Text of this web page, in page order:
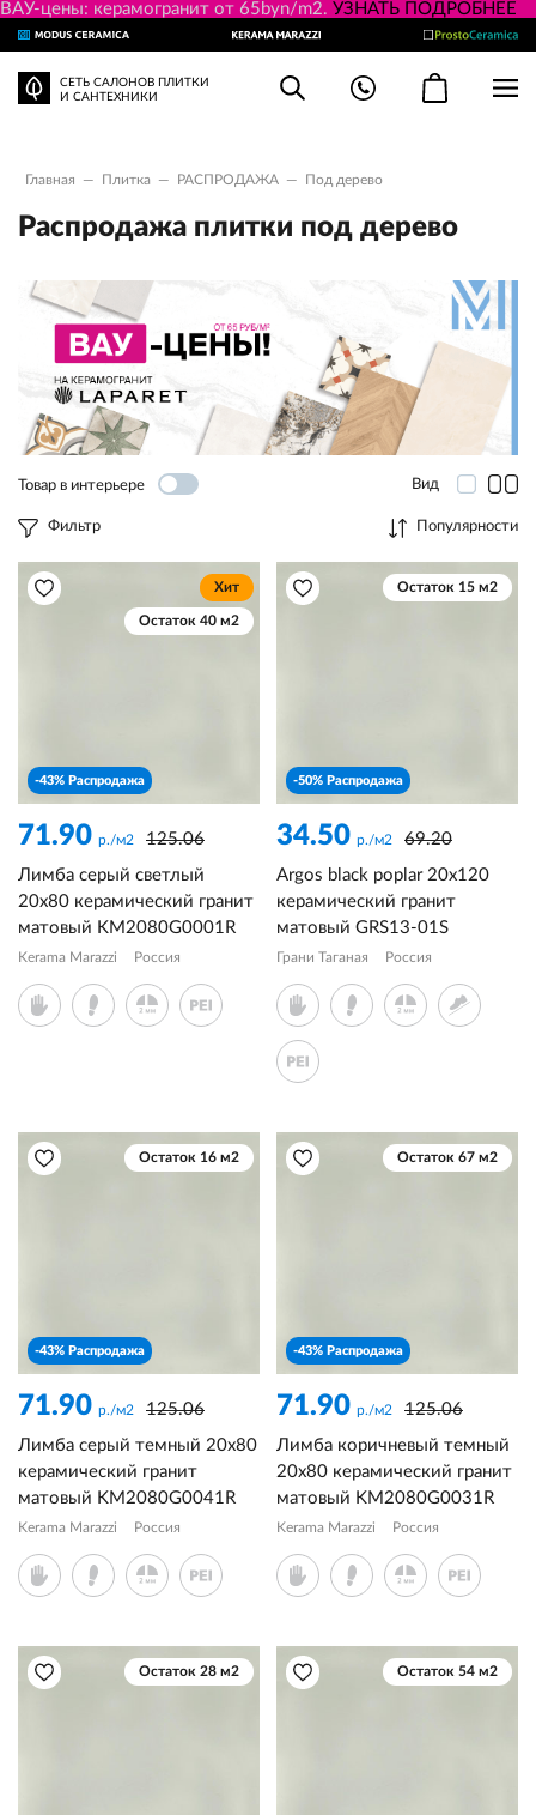
ВАУ-цены: керамогранит от 65byn/m2. УЗНАТЬ ПОДРОБНЕЕ
СЕТЬ САЛОНОВ ПЛИТКИ
И САНТЕХНИКИ
Главная — Плитка — РАСПРОДАЖА — Под дерево
Распродажа плитки под дерево
Популярности
Товар в интерьере Вид
Фильтр
Хит
Остаток 40 м2
-43% Распродажа
71.90 р./м2
125.06
Лимба серый светлый
20x80 керамический гранит
матовый KM2080G0001R
Kerama Marazzi Россия
Остаток 15 м2
-50% Распродажа
34.50 р./м2
69.20
Argos black poplar 20x120
керамический гранит
матовый GRS13-01S
Грани Таганая Россия
Остаток 16 м2
-43% Распродажа
71.90 р./м2
125.06
Лимба серый темный 20x80
керамический гранит
матовый KM2080G0041R
Kerama Marazzi Россия
Остаток 67 м2
-43% Распродажа
71.90 р./м2
125.06
Лимба коричневый темный
20x80 керамический гранит
матовый KM2080G0031R
Kerama Marazzi Россия
Остаток 28 м2 Остаток 54 м2